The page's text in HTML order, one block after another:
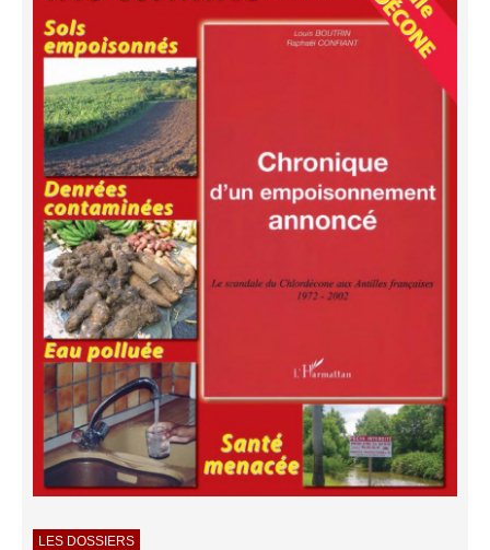
LES DOSSIERS